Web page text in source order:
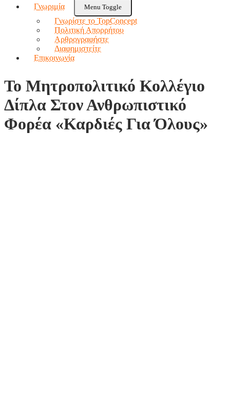
Γνωριμία
Menu Toggle
Γνωρίστε το TopConcept
Πολιτική Απορρήτου
Αρθρογραφήστε
Διαφημιστείτε
Επικοινωνία
Το Μητροπολιτικό Κολλέγιο
Δίπλα Στον Ανθρωπιστικό
Φορέα «Καρδιές Για Όλους»